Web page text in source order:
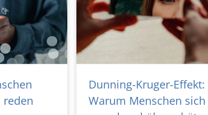
reden
Dunning-Kruger-Effekt:
Warum Menschen sich